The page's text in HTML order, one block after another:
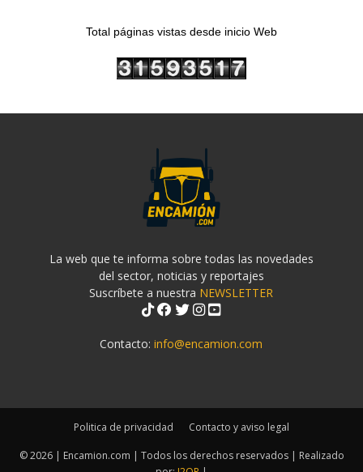
Total páginas vistas desde inicio Web
La web que te informa sobre todas las novedades
del sector, noticias y reportajes
Suscríbete a nuestra NEWSLETTER
Contacto:info@encamion.com
Politica de privacidad Contacto y aviso legal
© 2026 | Encamion.com | Todos los derechos reservados | Realizado